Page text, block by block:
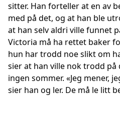
sitter. Han forteller at en av
med på det, og at han ble
at han selv aldri ville funnet
Victoria må ha rettet baker
hun har trodd noe slikt om
sier at han ville nok trodd på
ingen sommer. «Jeg mener,
sier han og ler. De må le litt